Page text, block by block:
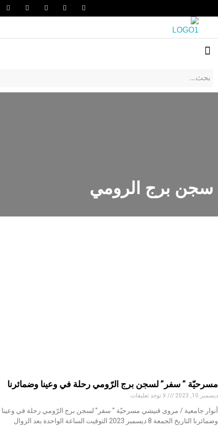
سجن برج الرومي
مسرحيّة ” سفر” لسجن برج الرّومي رحلة في وعينا وضمائرنا
ديسمبر 10, 2023 لا توجد تعليقات
أنوار جامعية / مروى قنيشي مسرحيّة ” سفر” لسجن برج الرّومي رحلة في وعينا
وضمائرنا التاريخ الجمعة 8 ديسمبر 2023 التوقيت الساعة الواحدة بعد الزوال